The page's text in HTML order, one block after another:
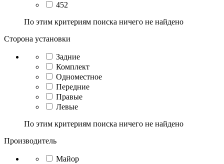
452
По этим критериям поиска ничего не найдено
Сторона установки
Задние
Комплект
Одноместное
Передние
Правые
Левые
По этим критериям поиска ничего не найдено
Производитель
Майор